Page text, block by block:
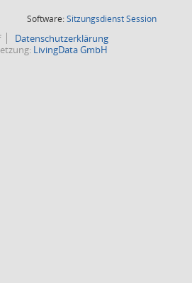
Software:SitzungsdienstSession(Wird in
Datenschutzerklärung
LivingData GmbH